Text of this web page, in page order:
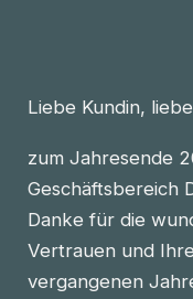
Liebe Kundin,
zum Jahresende
Geschäftsbereich
Danke für die
Vertrauen und
vergangenen